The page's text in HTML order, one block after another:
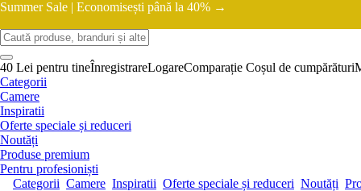
Summer Sale | Economisești până la 40% →
40 Lei pentru tineÎnregistrareLogareComparație Coșul de cumpărături
Categorii
Camere
Inspiratii
Oferte speciale și reduceri
Noutăți
Produse premium
Pentru profesioniști
Categorii Camere Inspiratii Oferte speciale și reduceri Noutăți